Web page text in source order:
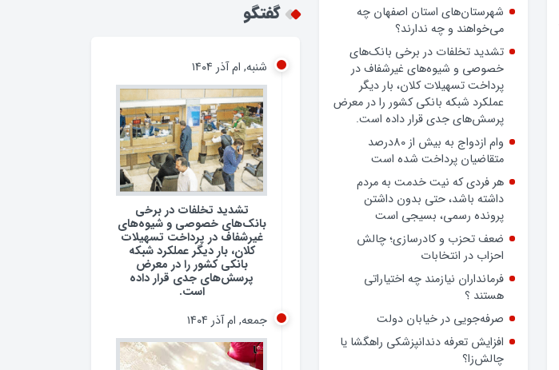
شهرستان‌های استان اصفهان چه
می‌خواهند و چه ندارند؟
تشدید تخلفات در برخی بانک‌های
خصوصی و شیوه‌های غیرشفاف در
پرداخت تسهیلات کلان، بار دیگر
عملکرد شبکه بانکی کشور را در معرض
پرسش‌های جدی قرار داده است.
وام ازدواج به بیش از 80درصد
متقاضیان پرداخت شده است
هر فردی که نیت خدمت به مردم
داشته باشد، حتی بدون داشتن
پرونده رسمی، بسیجی است
ضعف تحزب و کادرسازی؛ چالش
احزاب در انتخابات
فرمانداران نیازمند چه اختیاراتی
هستند ؟
صرفه‌جویی در خیابان دولت
افزایش تعرفه دندانپزشکی راهگشا یا
چالش‌زا؟
گفتگو
شنبه, ام آذر ۱۴۰۴
تشدید تخلفات در برخی
بانک‌های خصوصی و شیوه‌های
غیرشفاف در پرداخت تسهیلات
کلان، بار دیگر عملکرد شبکه
بانکی کشور را در معرض
پرسش‌های جدی قرار داده
است.
جمعه, ام آذر ۱۴۰۴